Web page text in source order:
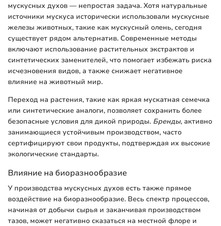
мускусных духов — непростая задача. Хотя натуральные
источники мускуса исторически использовали мускусные
железы животных, такие как мускусный олень, сегодня
существует рядом альтернатив. Современные методы
включают использование растительных экстрактов и
синтетических заменителей, что помогает избежать риска
исчезновения видов, а также снижает негативное
влияние на животный мир.
Переход на растения, такие как яркая мускатная семечка
или синтетические аналоги, позволяет сохранить более
безопасные условия для дикой природы. Бренды, активно
занимающиеся устойчивым производством, часто
сертифицируют свои продукты, подтверждая их высокие
экологические стандарты.
Влияние на биоразнообразие
У производства мускусных духов есть также прямое
воздействие на биоразнообразие. Весь спектр процессов,
начиная от добычи сырья и заканчивая производством
тазов, может негативно сказаться на местной флоре и